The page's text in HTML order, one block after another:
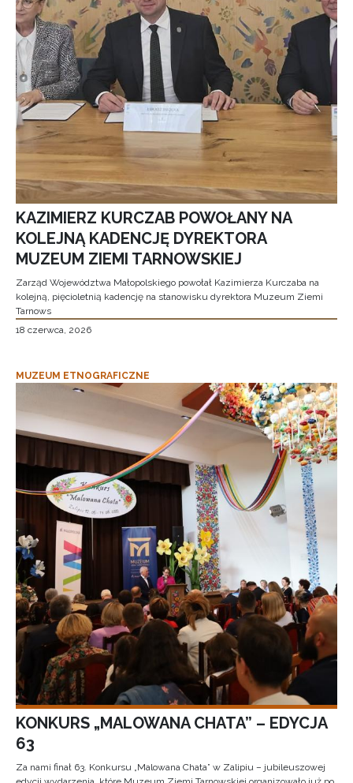
KAZIMIERZ KURCZAB POWOŁANY NA
KOLEJNĄ KADENCJĘ DYREKTORA
MUZEUM ZIEMI TARNOWSKIEJ
Zarząd Województwa Małopolskiego powołał Kazimierza Kurczaba na
kolejną, pięcioletnią kadencję na stanowisku dyrektora Muzeum Ziemi
Tarnows
18 czerwca, 2026
MUZEUM ETNOGRAFICZNE
KONKURS „MALOWANA CHATA” – EDYCJA
63
Za nami finał 63. Konkursu „Malowana Chata” w Zalipiu – jubileuszowej